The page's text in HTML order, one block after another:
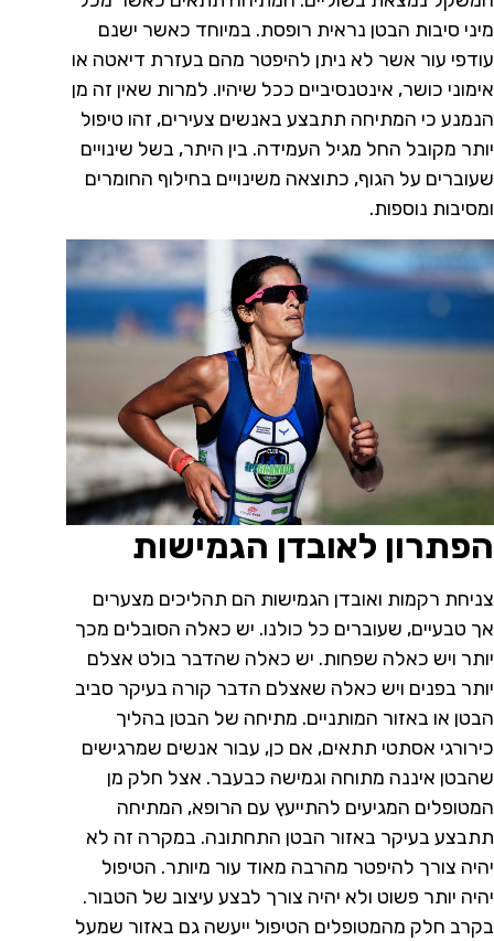
מיני סיבות הבטן נראית רופסת. במיוחד כאשר ישנם
עודפי עור אשר לא ניתן להיפטר מהם בעזרת דיאטה או
אימוני כושר, אינטנסיביים ככל שיהיו. למרות שאין זה מן
הנמנע כי המתיחה תתבצע באנשים צעירים, זהו טיפול
יותר מקובל החל מגיל העמידה. בין היתר, בשל שינויים
שעוברים על הגוף, כתוצאה משינויים בחילוף החומרים
ומסיבות נוספות.
הפתרון לאובדן הגמישות
צניחת רקמות ואובדן הגמישות הם תהליכים מצערים
אך טבעיים, שעוברים כל כולנו. יש כאלה הסובלים מכך
יותר ויש כאלה שפחות. יש כאלה שהדבר בולט אצלם
יותר בפנים ויש כאלה שאצלם הדבר קורה בעיקר סביב
הבטן או באזור המותניים. מתיחה של הבטן בהליך
כירורגי אסתטי תתאים, אם כן, עבור אנשים שמרגישים
שהבטן איננה מתוחה וגמישה כבעבר. אצל חלק מן
המטופלים המגיעים להתייעץ עם הרופא, המתיחה
תתבצע בעיקר באזור הבטן התחתונה. במקרה זה לא
יהיה צורך להיפטר מהרבה מאוד עור מיותר. הטיפול
יהיה יותר פשוט ולא יהיה צורך לבצע עיצוב של הטבור.
בקרב חלק מהמטופלים הטיפול ייעשה גם באזור שמעל